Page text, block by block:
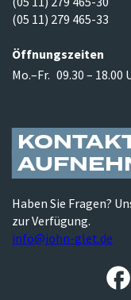
(05 11) 279 465-33
Öffnungszeiten
Mo.–Fr. 09.30 – 18.00
Haben Sie Fragen?
zur Verfügung.
info@john-glet.de